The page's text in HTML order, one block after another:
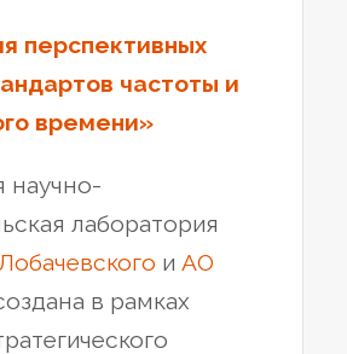
перспективных
частоты и
времени»
научно-
лаборатория
и АО
в рамках